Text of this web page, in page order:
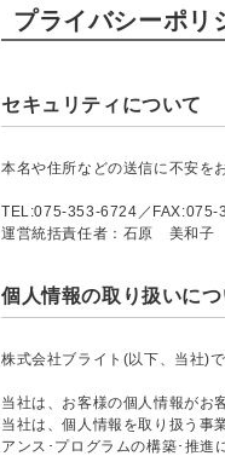
プライバシーポリ
セキュリティについて
本名や住所などの送信に不安を
TEL:075-353-6724／FAX:075-
運営統括責任者：石原 美和子
個人情報の取り扱いにつ
株式会社ブライト(以下、当社)
当社は、お客様の個人情報がお
当社は、個人情報を取り扱う事
アンス･プログラムの構築･推進